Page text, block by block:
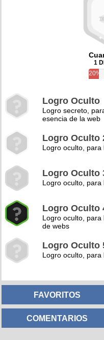
1
20%
Logro Oculto
Logro secreto,
esencia de la web
Logro Oculto
Logro oculto, para
Logro Oculto
Logro oculto,
Logro Oculto
Logro oculto, para
de webs
Logro Oculto
Logro oculto, para
FAVORITOS
COMENTARIOS